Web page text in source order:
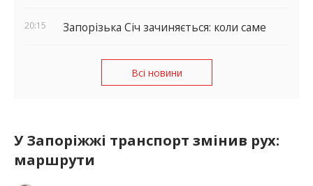
20:15 Запорізька Січ зачиняється: коли саме
Всі новини
У Запоріжжі транспорт змінив рух:
маршрути